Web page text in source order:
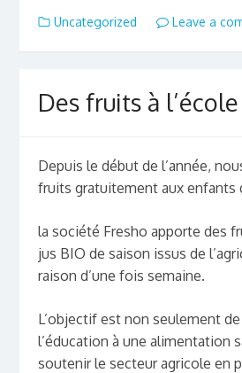
Uncategorized Leave a
Des fruits à l’école
Depuis le début de l’année,
fruits gratuitement aux enfants
la société Fresho apporte des
jus BIO de saison issus de
raison d’une fois semaine.
L’objectif est non seulement
l’éducation à une alimentation
soutenir le secteur agricole en